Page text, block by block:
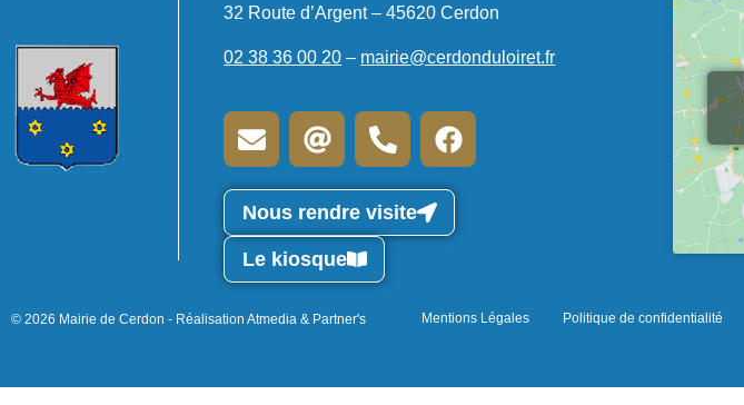
32 Route d’Argent – 45620 Cerdon
02 38 36 00 20 – mairie@cerdonduloiret.fr
Nous rendre visite
Le kiosque
© 2026 Mairie de Cerdon - Réalisation Atmedia & Partner's Mentions Légales Politique de confidentialité